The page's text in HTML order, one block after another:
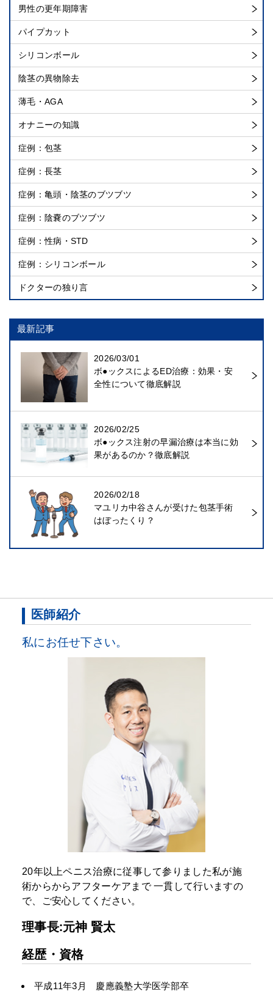
男性の更年期障害
パイプカット
シリコンボール
陰茎の異物除去
薄毛・AGA
オナニーの知識
症例：包茎
症例：長茎
症例：亀頭・陰茎のブツブツ
症例：陰嚢のブツブツ
症例：性病・STD
症例：シリコンボール
ドクターの独り言
最新記事
2026/03/01
ボ●ックスによるED治療：効果・安
全性について徹底解説
2026/02/25
ボ●ックス注射の早漏治療は本当に効
果があるのか？徹底解説
2026/02/18
マユリカ中谷さんが受けた包茎手術
はぼったくり？
医師紹介
私にお任せ下さい。
20年以上ペニス治療に従事して参りました私が施
術からからアフターケアまで一貫して行いますの
で、ご安心してください。
理事長:元神 賢太
経歴・資格
平成11年3月 慶應義塾大学医学部卒